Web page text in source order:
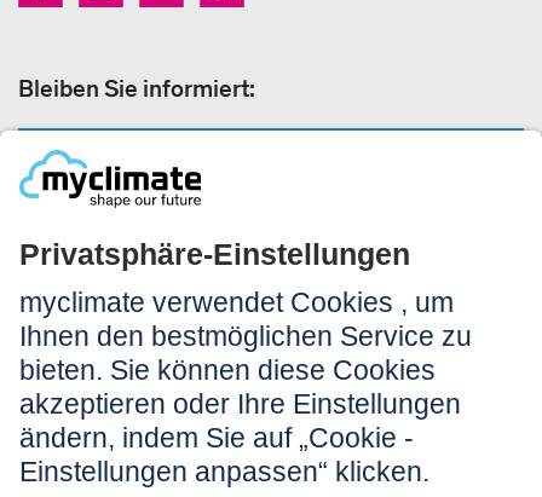
Bleiben Sie informiert:
Rechtliches:
Impressum
Nutzungshinweis
AGB
Datenschutz